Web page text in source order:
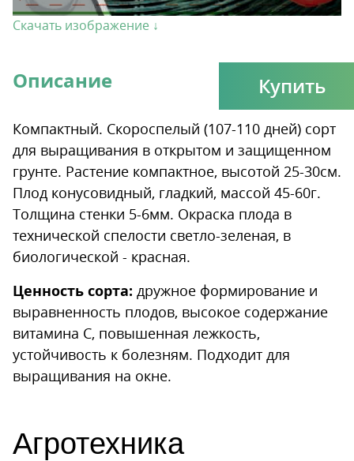
Скачать изображение ↓
Купить
Описание
Компактный. Скороспелый (107-110 дней) сорт
для выращивания в открытом и защищенном
грунте. Растение компактное, высотой 25-30см.
Плод конусовидный, гладкий, массой 45-60г.
Толщина стенки 5-6мм. Окраска плода в
технической спелости светло-зеленая, в
биологической - красная.
Ценность сорта: дружное формирование и
выравненность плодов, высокое содержание
витамина С, повышенная лежкость,
устойчивость к болезням. Подходит для
выращивания на окне.
Агротехника